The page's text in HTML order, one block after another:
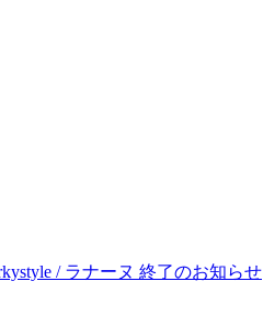
/ ラナーヌ 終了のお知らせ